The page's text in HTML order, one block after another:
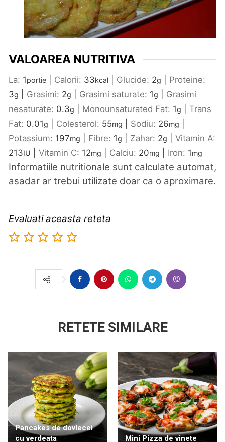
VALOAREA NUTRITIVA
La: 1portie Calorii: 33kcal Glucide: 2g
Proteine:
3g Grasimi: 2g Grasimi saturate: 1g
Grasimi
nesaturate: 0.3g Monounsaturated Fat: 1g
Trans
Fat: 0.01g Colesterol: 55mg Sodiu: 26mg
Potassium: 197mg Fibre: 1g Zahar: 2g
Vitamin A:
213IU Vitamin C: 12mg Calciu: 20mg Iron: 1mg
Informatiile nutritionale sunt calculate automat,
asadar ar trebui utilizate doar ca o aproximare.
Evaluati aceasta reteta
RETETE SIMILARE
Pancakes de dovlecei
cu verdeata
Mini Pizza de vinete